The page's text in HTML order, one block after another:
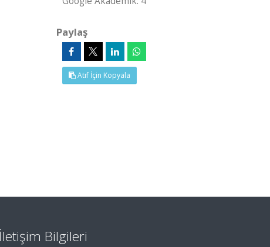
Paylaş
Atıf İçin Kopyala
İletişim Bilgileri